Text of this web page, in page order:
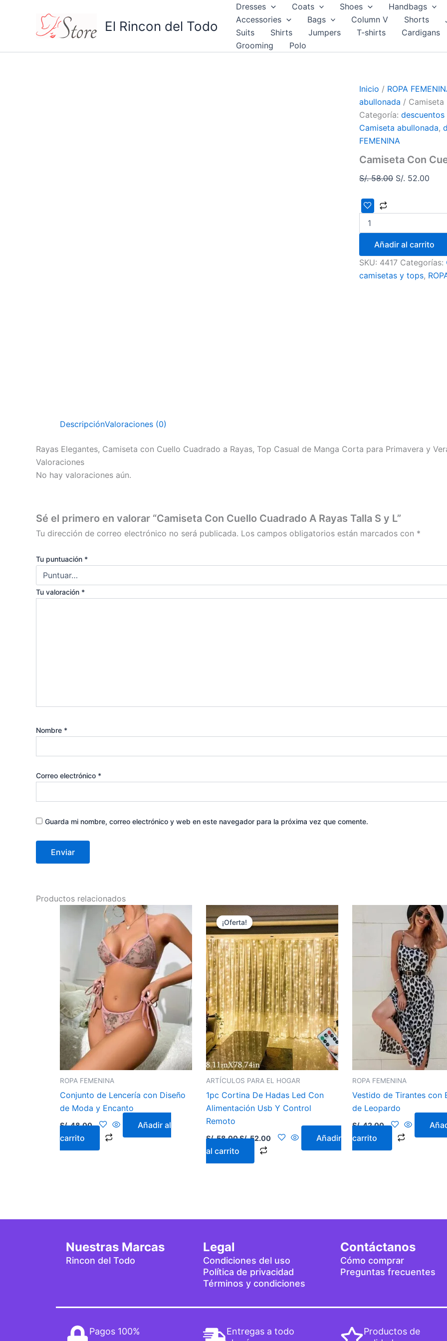
contenido
El Rincon del Todo
Dresses Coats Shoes
Handbags
Accessories
Bags Column V Shorts
Suits
Shirts Jumpers T-shirts
Cardigans
Grooming
Polo
Inicio / ROPA
abullonada / Camiseta
Categoría: descuentos
Camiseta abullonada,
FEMENINA
Camiseta Con
S/.58.00
El
precio
original
S/. 52.00
El
Camiseta
Cuello
Cuadrado
Rayas
y
L
cantidad
Añadir al carrito
SKU: 4417 Categorías:
camisetas y tops,
DescripciónValoraciones (0)
Rayas Elegantes, Camiseta con Cuello Cuadrado a Rayas, Top Casual de Manga Corta para Primavera y
Valoraciones
No hay valoraciones aún.
Sé el primero en valorar “Camiseta Con Cuello Cuadrado A Rayas Talla S y L”
Tu dirección de correo electrónico no será publicada. Los campos obligatorios están marcados con *
Tu puntuación *
Tu valoración *
Nombre *
Correo electrónico *
Guarda mi nombre, correo electrónico y web en este navegador para la próxima vez que comente.
Productos relacionados
ROPA FEMENINA
Conjunto de Lencería con Diseño
de Moda y Encanto
S/.48.00
Añadir al
carrito
¡Oferta!
¡Oferta!
ARTÍCULOS PARA EL HOGAR
1pc Cortina De Hadas Led Con
Alimentación Usb Y Control
Remoto
S/.58.00
El
precio
original
era:
S/. 58.00.
S/.52.00
El
precio
actual
es:
S/. 52.00.
Añadir
al carrito
ROPA FEMENINA
Vestido de Tirantes con
de Leopardo
S/.42.00
carrito
Nuestras Marcas
Rincon del Todo
Legal
Condiciones del uso
Política de privacidad
Términos y condiciones
Contáctanos
Cómo comprar
Preguntas frecuentes
Pagos 100%
Entregas a todo
Productos de